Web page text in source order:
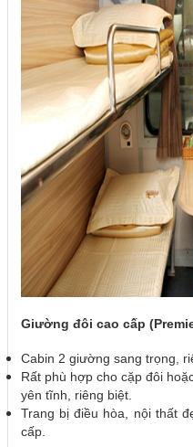
Giường đôi cao cấp
Cabin 2 giường sang trọng,
Rất phù hợp cho cặp đôi
yên tĩnh, riêng biệt.
Trang bị điều hòa, nội thất
cấp.